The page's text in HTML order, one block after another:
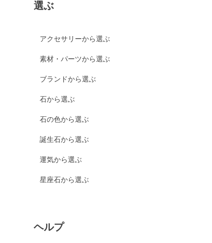
選ぶ
アクセサリーから選ぶ
素材・パーツから選ぶ
ブランドから選ぶ
石から選ぶ
石の色から選ぶ
誕生石から選ぶ
運気から選ぶ
星座石から選ぶ
ヘルプ